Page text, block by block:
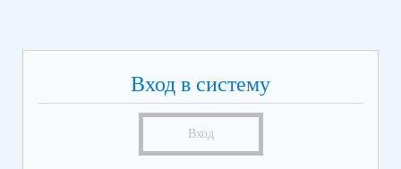
Вход в систему
Вход